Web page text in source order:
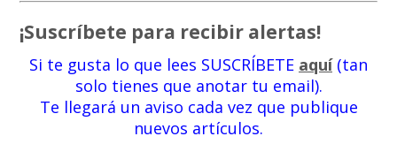
¡Suscríbete para recibir alertas!
Si te gusta lo que lees SUSCRÍBETE aquí(tan
solo tienes que anotar tu email).
Te llegará un aviso cada vez que publique
nuevos artículos.